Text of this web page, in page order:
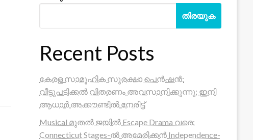
തിരയുക
Recent Posts
കേരള സാമൂഹിക സുരക്ഷാ പെൻഷൻ:
വീട്ടുപടിക്കൽ വിതരണം അവസാനിക്കുന്നു; ഇനി
ആധാർ അക്കൗണ്ടിൽ നേരിട്ട്
Musical മുതൽ ജയിൽ Escape Drama വരെ:
Connecticut Stages-ൽ അമേരിക്കൻ Independence-